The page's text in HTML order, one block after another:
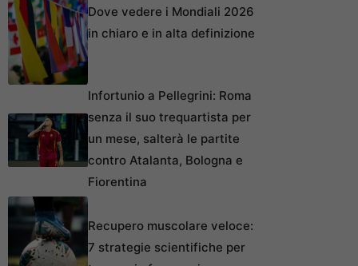
Dove vedere i Mondiali 2026
in chiaro e in alta definizione
Infortunio a Pellegrini: Roma
senza il suo trequartista per
un mese, salterà le partite
contro Atalanta, Bologna e
Fiorentina
Recupero muscolare veloce:
7 strategie scientifiche per